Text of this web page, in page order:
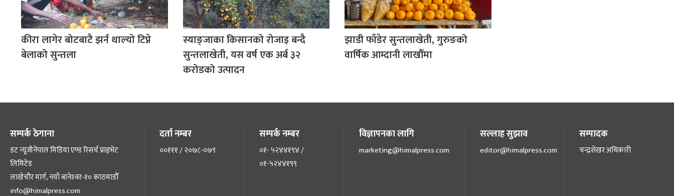
कीरा लागेर बोटबाटै झर्न थाल्यो टिप्ने
बेलाको सुन्तला
स्याङ्जाका किसानको रोजाइ बन्दै
सुन्तलाखेती, यस वर्ष एक अर्ब ३२
करोडको उत्पादन
झाडी फाँडेर सुन्तलाखेती, गुरुङको
वार्षिक आम्दानी लाखौँमा
सम्पर्क ठेगाना
डट न्यूजीनेपाल मिडिया एण्ड रिसर्च प्राइभेट
लिमिटेड
लाखेचौर मार्ग, नयाँ बानेश्‍वर-१० काठमाडौँ
info@himalpress.com
दर्ता नम्बर
००१११ / २०७८-०७९
सम्पर्क नम्बर
०१- ५२४४१९४ /
०१-५२४४१९९
विज्ञापनका लागि
marketing@himalpress.com
सल्लाह सुझाव
editor@himalpress.com
सम्पादक
चन्द्रशेखर अधिकारी